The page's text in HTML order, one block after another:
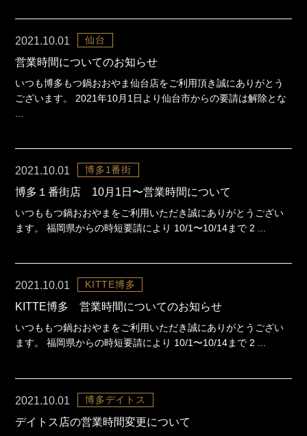
2021.10.01 仙台
営業時間についてのお知らせ
いつも博多もつ鍋おおやま仙台店をご利用頂き誠にありがとう
ございます。 2021年10月1日より仙台市からの要請は解除とな
2021.10.01 博多1番街
博多１番街店 10月1日〜営業時間について
いつももつ鍋おおやまをご利用いただき誠にありがとうござい
ます。 福岡県からの時短要請により 10/1〜10/14まで 2 ...
2021.10.01 KITTE博多
KITTE博多 営業時間についてのお知らせ
いつももつ鍋おおやまをご利用いただき誠にありがとうござい
ます。 福岡県からの時短要請により 10/1〜10/14まで 2 ...
2021.10.01 博多デイトス
デイトス店の営業時間変更について